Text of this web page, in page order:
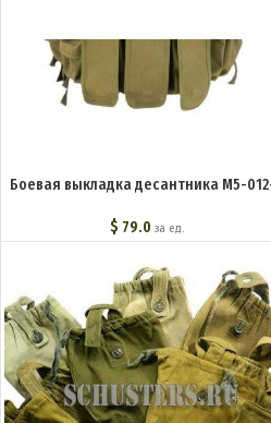
Боевая выкладка десантника M5-
$ 79.0 за ед.